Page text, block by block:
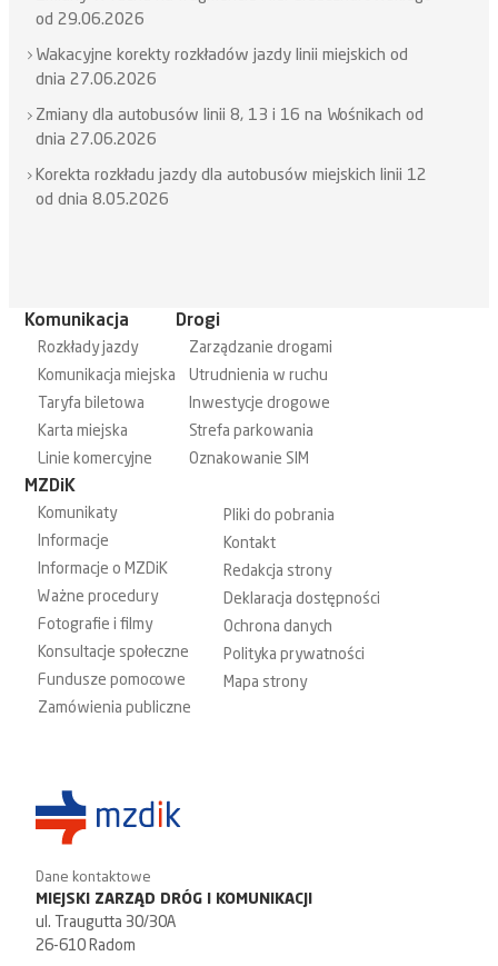
od 29.06.2026
Wakacyjne korekty rozkładów jazdy linii miejskich od
dnia 27.06.2026
Zmiany dla autobusów linii 8, 13 i 16 na Wośnikach od
dnia 27.06.2026
Korekta rozkładu jazdy dla autobusów miejskich linii 12
od dnia 8.05.2026
Komunikacja
Rozkłady jazdy
Komunikacja miejska
Taryfa biletowa
Karta miejska
Linie komercyjne
Drogi
Zarządzanie drogami
Utrudnienia w ruchu
Inwestycje drogowe
Strefa parkowania
Oznakowanie SIM
MZDiK
Komunikaty
Informacje
Informacje o MZDiK
Ważne procedury
Fotografie i filmy
Konsultacje społeczne
Fundusze pomocowe
Zamówienia publiczne
Pliki do pobrania
Kontakt
Redakcja strony
Deklaracja dostępności
Ochrona danych
Polityka prywatności
Mapa strony
Dane kontaktowe
MIEJSKI ZARZĄD DRÓG I KOMUNIKACJI
ul. Traugutta 30/30A
26-610 Radom